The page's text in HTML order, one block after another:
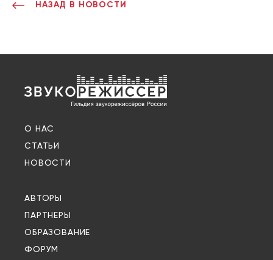
НАЗАД В НОВОСТИ
О НАС
СТАТЬИ
НОВОСТИ
АВТОРЫ
ПАРТНЕРЫ
ОБРАЗОВАНИЕ
ФОРУМ